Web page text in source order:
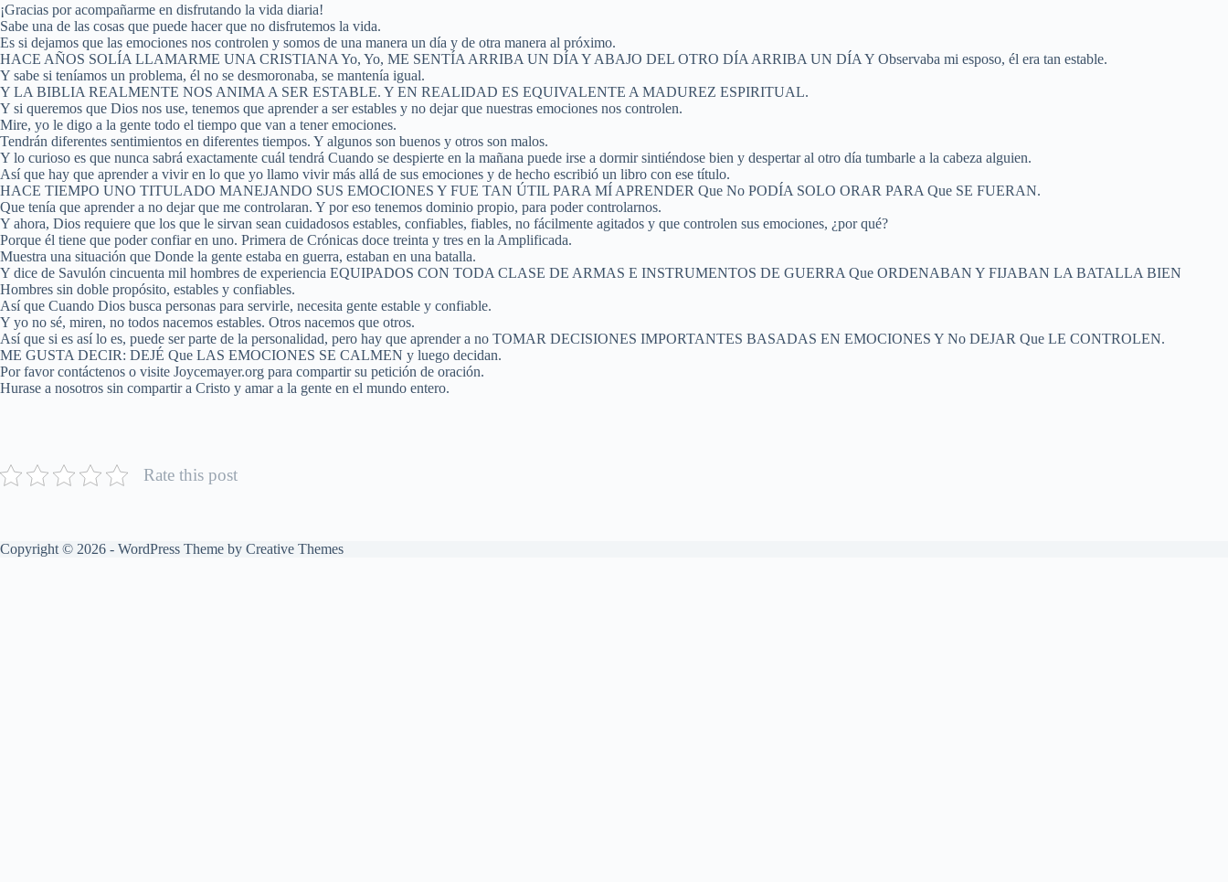
¡Gracias por acompañarme en disfrutando la vida diaria!
Sabe una de las cosas que puede hacer que no disfrutemos la vida.
Es si dejamos que las emociones nos controlen y somos de una manera un día y de otra manera al próximo.
HACE AÑOS SOLÍA LLAMARME UNA CRISTIANA Yo, Yo, ME SENTÍA ARRIBA UN DÍA Y ABAJO DEL OTRO DÍA ARRIBA UN DÍA Y Observaba mi esposo, él era tan estable.
Y sabe si teníamos un problema, él no se desmoronaba, se mantenía igual.
Y LA BIBLIA REALMENTE NOS ANIMA A SER ESTABLE. Y EN REALIDAD ES EQUIVALENTE A MADUREZ ESPIRITUAL.
Y si queremos que Dios nos use, tenemos que aprender a ser estables y no dejar que nuestras emociones nos controlen.
Mire, yo le digo a la gente todo el tiempo que van a tener emociones.
Tendrán diferentes sentimientos en diferentes tiempos. Y algunos son buenos y otros son malos.
Y lo curioso es que nunca sabrá exactamente cuál tendrá Cuando se despierte en la mañana puede irse a dormir sintiéndose bien y despertar al otro día tumbarle a la cabeza alguien.
Así que hay que aprender a vivir en lo que yo llamo vivir más allá de sus emociones y de hecho escribió un libro con ese título.
HACE TIEMPO UNO TITULADO MANEJANDO SUS EMOCIONES Y FUE TAN ÚTIL PARA MÍ APRENDER Que No PODÍA SOLO ORAR PARA Que SE FUERAN.
Que tenía que aprender a no dejar que me controlaran. Y por eso tenemos dominio propio, para poder controlarnos.
Y ahora, Dios requiere que los que le sirvan sean cuidadosos estables, confiables, fiables, no fácilmente agitados y que controlen sus emociones, ¿por qué?
Porque él tiene que poder confiar en uno. Primera de Crónicas doce treinta y tres en la Amplificada.
Muestra una situación que Donde la gente estaba en guerra, estaban en una batalla.
Y dice de Savulón cincuenta mil hombres de experiencia EQUIPADOS CON TODA CLASE DE ARMAS E INSTRUMENTOS DE GUERRA Que ORDENABAN Y FIJABAN LA BATALLA BIEN
Hombres sin doble propósito, estables y confiables.
Así que Cuando Dios busca personas para servirle, necesita gente estable y confiable.
Y yo no sé, miren, no todos nacemos estables. Otros nacemos que otros.
Así que si es así lo es, puede ser parte de la personalidad, pero hay que aprender a no TOMAR DECISIONES IMPORTANTES BASADAS EN EMOCIONES Y No DEJAR Que LE CONTROLEN.
ME GUSTA DECIR: DEJÉ Que LAS EMOCIONES SE CALMEN y luego decidan.
Por favor contáctenos o visite Joycemayer.org para compartir su petición de oración.
Hurase a nosotros sin compartir a Cristo y amar a la gente en el mundo entero.
Rate this post
Copyright © 2026 - WordPress Theme by Creative Themes